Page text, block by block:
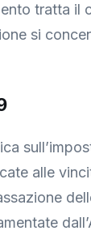
tratta il
si
alle